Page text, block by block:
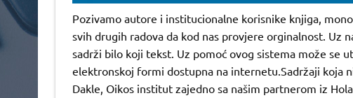
Pozivamo autore i institucionalne korisnike knjiga,
svih drugih radova da kod nas provjere orginalnost. Uz
sadrži bilo koji tekst. Uz pomoć ovog sistema može se
elektronskoj formi dostupna na internetu.Sadržaji koja
Dakle, Oikos institut zajedno sa našim partnerom iz